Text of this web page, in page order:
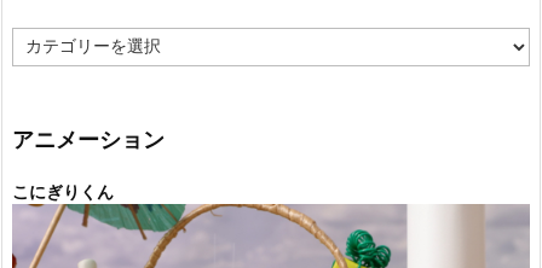
テ
ー
アニメーション
こにぎりくん